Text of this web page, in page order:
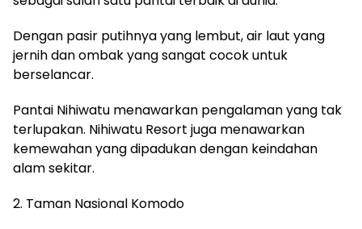
Dengan pasir putihnya yang lembut, air laut yang
jernih dan ombak yang sangat cocok untuk
berselancar.
Pantai Nihiwatu menawarkan pengalaman yang tak
terlupakan. Nihiwatu Resort juga menawarkan
kemewahan yang dipadukan dengan keindahan
alam sekitar.
2. Taman Nasional Komodo